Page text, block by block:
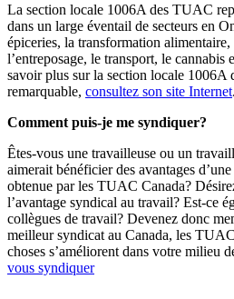
La section locale 1006A des TUAC
dans un large éventail de secteurs en
épiceries, la transformation alimentaire,
l’entreposage, le transport, le cannabis
savoir plus sur la section locale 1006A
remarquable, consultez son site Internet.
Comment puis-je me syndiquer?
Êtes-vous une travailleuse ou un
aimerait bénéficier des avantages
obtenue par les TUAC Canada?
l’avantage syndical au travail? Est-ce
collègues de travail? Devenez donc
meilleur syndicat au Canada, les
choses s’améliorent dans votre milieu
vous syndiquer